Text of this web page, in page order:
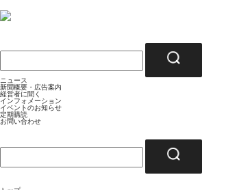
ニュース
新聞概要・広告案内
経営者に聞く
インフォメーション
イベントのお知らせ
定期購読
お問い合わせ